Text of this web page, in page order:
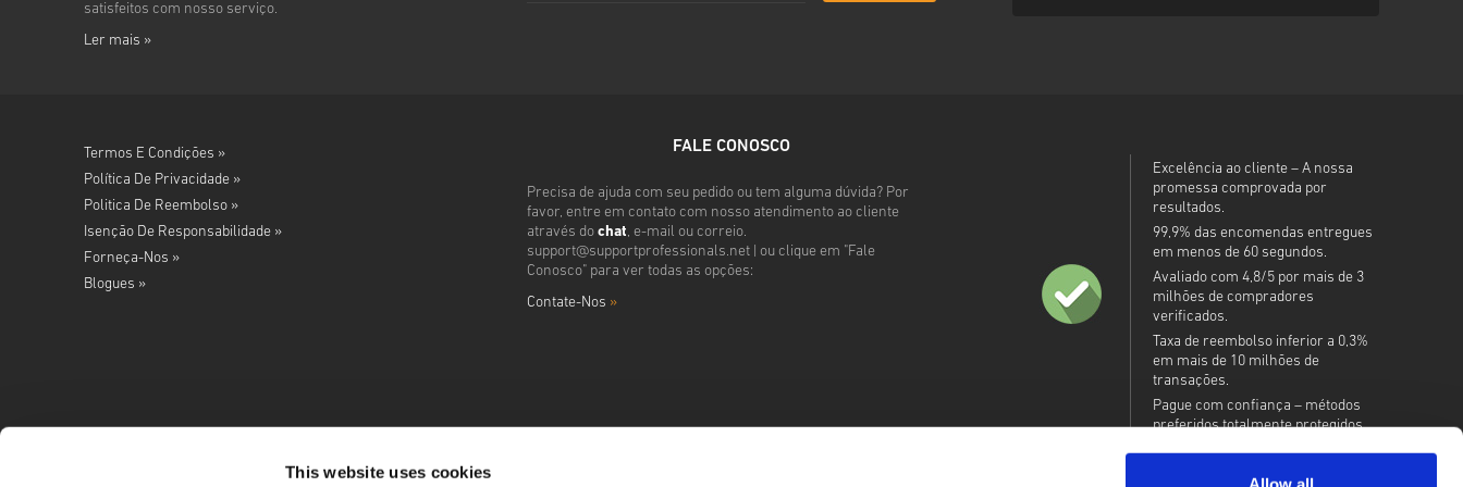
This website uses cookies
satisfeitos com nosso serviço.
Ler mais »
Termos E Condições »
Política De Privacidade »
Politica De Reembolso »
Isenção De Responsabilidade »
Forneça-Nos »
Blogues »
FALE CONOSCO
Precisa de ajuda com seu pedido ou tem alguma dúvida? Por
favor, entre em contato com nosso atendimento ao cliente
através do chat, e-mail ou correio.
support@supportprofessionals.net| ou clique em "Fale
Conosco" para ver todas as opções:
Contate-Nos »
Excelência ao cliente – A nossa
promessa comprovada por
resultados.
99,9% das encomendas entregues
em menos de 60 segundos.
Avaliado com 4,8/5 por mais de 3
milhões de compradores
verificados.
Taxa de reembolso inferior a 0,3%
em mais de 10 milhões de
transações.
Pague com confiança – métodos
preferidos totalmente protegidos.